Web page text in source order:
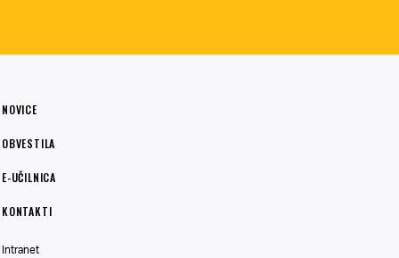
NOVICE
OBVESTILA
E-UČILNICA
KONTAKTI
Intranet